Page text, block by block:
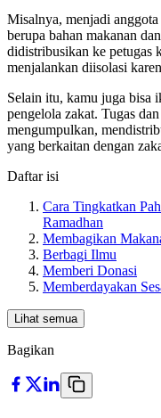
Misalnya, menjadi
berupa bahan makanan
didistribusikan ke petugas
menjalankan diisolasi
Selain itu, kamu juga bisa
pengelola zakat. Tugas
mengumpulkan,
yang berkaitan dengan
Daftar isi
Cara Tingkatkan
Ramadhan
Membagikan
Berbagi Ilmu
Memberi Donasi
Memberdayakan
Lihat semua
Bagikan